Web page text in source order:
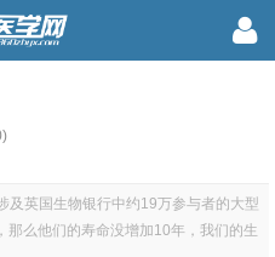
及英国生物银行中约19万参与者的大型
么他们的寿命没增加10年，我们的生